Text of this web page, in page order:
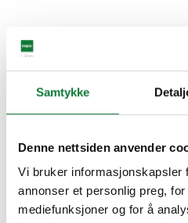
Samtykke
Denne nettsiden anvender
Vi bruker informasjonskapsler
annonser et personlig preg,
mediefunksjoner og for å